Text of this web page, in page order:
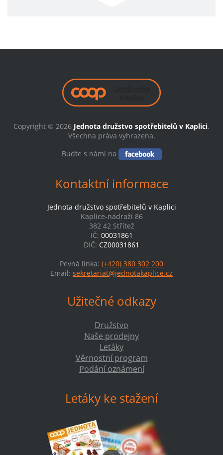
Copyright © 2026 Jednota družstvo spotřebitelů v Kaplici.
Všechna práva vyhrazena.
Buďte s námi na
Kontaktní informace
Jednota družstvo spotřebitelů v Kaplici
Kaplice-nádraží 86
382 42 Střítež
IČ: 00031861
DIČ: CZ00031861
Pevná linka: (+420) 380 302 200
Email: sekretariat@jednotakaplice.cz
Užitečné odkazy
Družstvo
Naše prodejny
Letáky
Věrnostní program
Podání oznámení
Letáky ke stažení